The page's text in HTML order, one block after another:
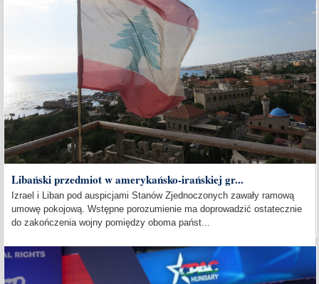
Libański przedmiot w amerykańsko-irańskiej gr...
Izrael i Liban pod auspicjami Stanów Zjednoczonych zawały ramową
umowę pokojową. Wstępne porozumienie ma doprowadzić ostatecznie
do zakończenia wojny pomiędzy oboma państ...